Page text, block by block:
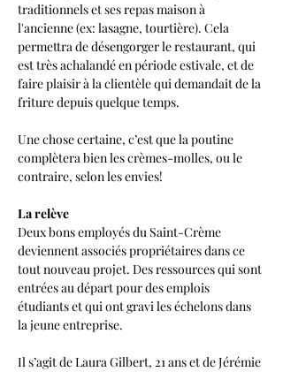
traditionnels et ses repas maison à
l'ancienne (ex: lasagne, tourtière). Cela
permettra de désengorger le restaurant, qui
est très achalandé en période estivale, et de
faire plaisir à la clientèle qui demandait de la
friture depuis quelque temps.
Une chose certaine, c’est que la poutine
complètera bien les crèmes-molles, ou le
contraire, selon les envies!
La relève
Deux bons employés du Saint-Crème
deviennent associés propriétaires dans ce
tout nouveau projet. Des ressources qui sont
entrées au départ pour des emplois
étudiants et qui ont gravi les échelons dans
la jeune entreprise.
Il s’agit de Laura Gilbert, 21 ans et de Jérémie